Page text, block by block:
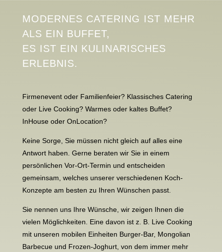
MODERNES CATERING IST MEHR
ALS EIN BUFFET,
ES IST EIN KULINARISCHES
ERLEBNIS.
Firmenevent oder Familienfeier? Klassisches Catering
oder Live Cooking? Warmes oder kaltes Buffet?
InHouse oder OnLocation?
Keine Sorge, Sie müssen nicht gleich auf alles eine
Antwort haben. Gerne beraten wir Sie in einem
persönlichen Vor-Ort-Termin und entscheiden
gemeinsam, welches unserer verschiedenen Koch-
Konzepte am besten zu Ihren Wünschen passt.
Sie nennen uns Ihre Wünsche, wir zeigen Ihnen die
vielen Möglichkeiten. Eine davon ist z. B. Live Cooking
mit unseren mobilen Einheiten Burger-Bar, Mongolian
Barbecue und Frozen-Joghurt, von dem immer mehr